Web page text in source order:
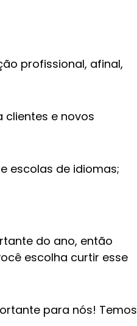
profissional, afinal,
clientes e novos
escolas de idiomas;
do ano, então
escolha curtir esse
para nós! Temos